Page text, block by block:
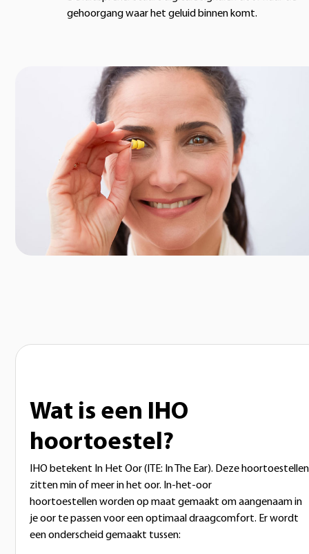
gehoorgang waar het geluid binnen komt.
Wat is een IHO
hoortoestel?
IHO betekent In Het Oor (ITE: In The Ear). Deze hoortoestellen
zitten min of meer in het oor. In-het-oor
hoortoestellen worden op maat gemaakt om aangenaam in
je oor te passen voor een optimaal draagcomfort. Er wordt
een onderscheid gemaakt tussen: